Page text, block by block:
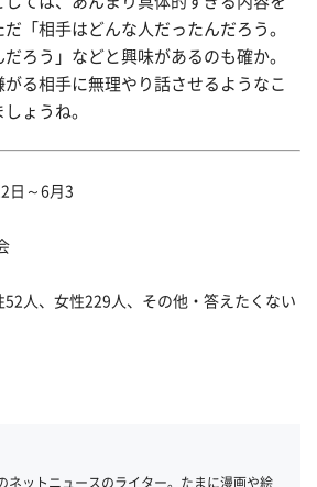
「相手はどんな人だったんだろう。
ろう」などと興味があるのも確か。
る相手に無理やり話させるようなこ
ょうね。
日～6月3
人、女性229人、その他・答えたくない
ネットニュースのライター。たまに漫画や絵